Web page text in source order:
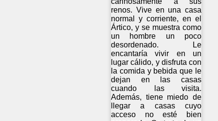
renos. Vive en una casa
normal y corriente, en el
Ártico, y se muestra como
un hombre un poco
desordenado. Le
encantaría vivir en un
lugar cálido, y disfruta con
la comida y bebida que le
dejan en las casas
cuando las visita.
Además, tiene miedo de
llegar a casas cuyo
acceso no esté bien